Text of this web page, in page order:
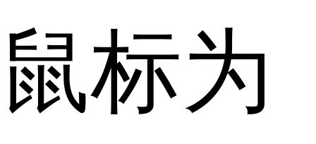
鼠标为